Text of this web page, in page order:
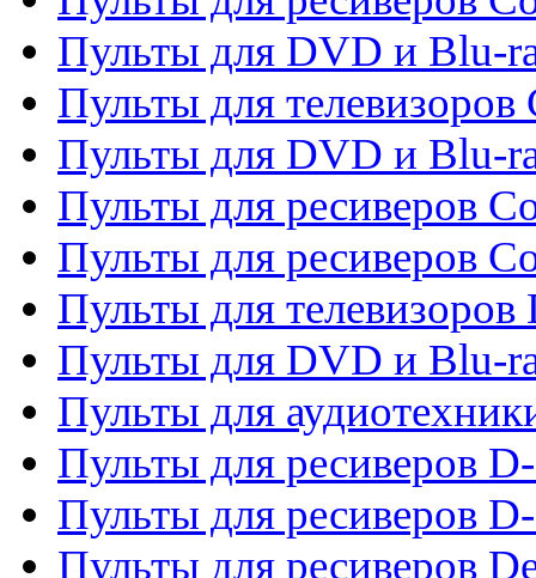
Пульты для DVD и Blu-
Пульты для телевизоров
Пульты для DVD и Blu-
Пульты для ресиверов
Пульты для ресиверов
Пульты для телевизоров
Пульты для DVD и Blu-
Пульты для
Пульты для ресиверов
Пульты для ресиверов
Пульты для ресиверов